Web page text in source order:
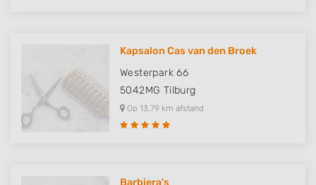
Kapsalon Cas van den Broek
Westerpark 66
5042MG Tilburg
Op 13,79 km afstand
Barbiera's